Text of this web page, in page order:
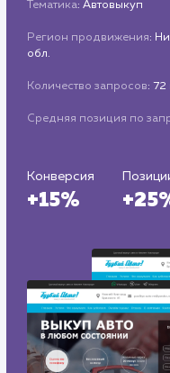
Сайт
auto-
Тематика : Автовыкуп
обл.
Средняя позиция по
Конверсия
+15%